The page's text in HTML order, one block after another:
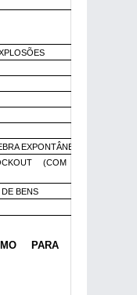
EXPONTÂNEA)
(COM ATOS
BENS
PARA